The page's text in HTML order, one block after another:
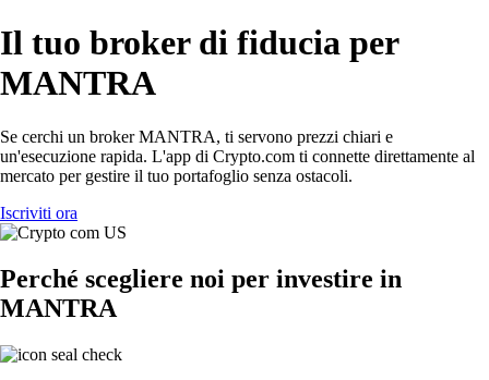
Il tuo broker di fiducia per
MANTRA
Se cerchi un broker MANTRA, ti servono prezzi chiari e
un'esecuzione rapida. L'app di Crypto.com ti connette direttamente al
mercato per gestire il tuo portafoglio senza ostacoli.
Iscriviti ora
Perché scegliere noi per investire in
MANTRA